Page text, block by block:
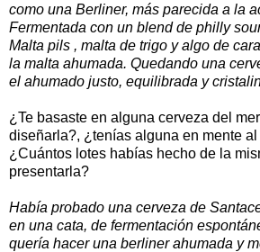
como una Berliner, más parecida a la
Fermentada con un blend de philly
Malta pils , malta de trigo y algo de
la malta ahumada. Quedando una
el ahumado justo, equilibrada y
¿Te basaste en alguna cerveza del
diseñarla?, ¿tenías alguna en mente
¿Cuántos lotes habías hecho de la
presentarla?
Había probado una cerveza de
en una cata, de fermentación
quería hacer una berliner ahumada y